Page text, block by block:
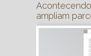
ampliam